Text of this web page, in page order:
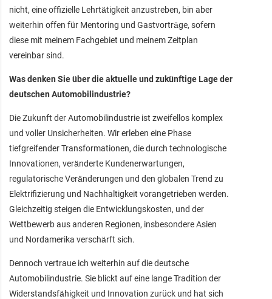
nicht, eine offizielle Lehrtätigkeit anzustreben, bin aber
weiterhin offen für Mentoring und Gastvorträge, sofern
diese mit meinem Fachgebiet und meinem Zeitplan
vereinbar sind.
Was denken Sie über die aktuelle und zukünftige Lage der
deutschen Automobilindustrie?
Die Zukunft der Automobilindustrie ist zweifellos komplex
und voller Unsicherheiten. Wir erleben eine Phase
tiefgreifender Transformationen, die durch technologische
Innovationen, veränderte Kundenerwartungen,
regulatorische Veränderungen und den globalen Trend zu
Elektrifizierung und Nachhaltigkeit vorangetrieben werden.
Gleichzeitig steigen die Entwicklungskosten, und der
Wettbewerb aus anderen Regionen, insbesondere Asien
und Nordamerika verschärft sich.
Dennoch vertraue ich weiterhin auf die deutsche
Automobilindustrie. Sie blickt auf eine lange Tradition der
Widerstandsfähigkeit und Innovation zurück und hat sich